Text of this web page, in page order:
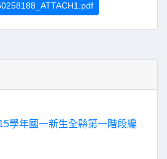
學年國一新生全縣第一階段編